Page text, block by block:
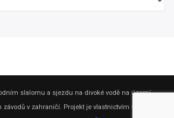
slalomu a sjezdu na divoké vodě na území
závodů v zahraničí. Projekt je vlastnictvím ČSK DV